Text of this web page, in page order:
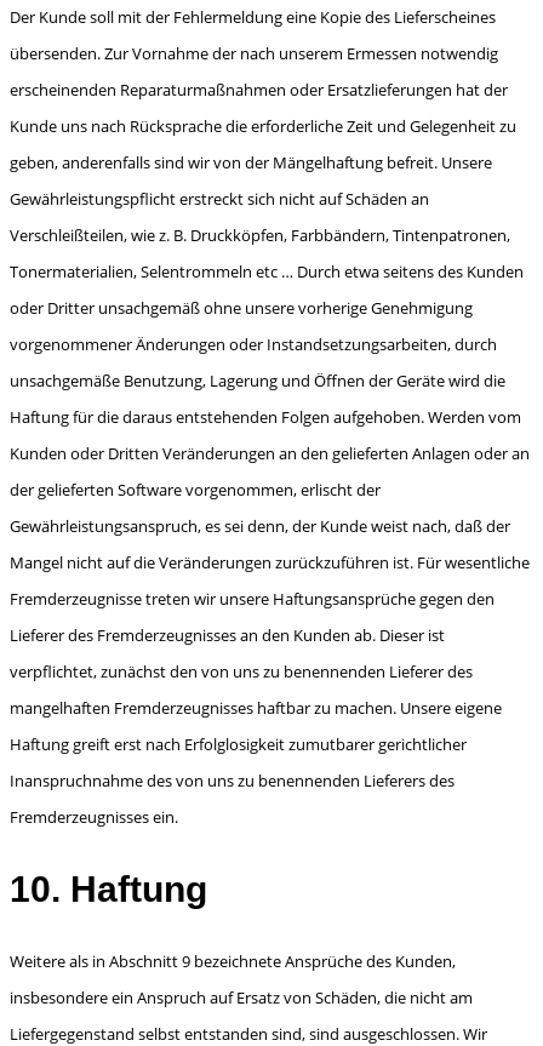
Der Kunde soll mit der Fehlermeldung eine Kopie des Lieferscheines
übersenden. Zur Vornahme der nach unserem Ermessen notwendig
erscheinenden Reparaturmaßnahmen oder Ersatzlieferungen hat der
Kunde uns nach Rücksprache die erforderliche Zeit und Gelegenheit zu
geben, anderenfalls sind wir von der Mängelhaftung befreit. Unsere
Gewährleistungspflicht erstreckt sich nicht auf Schäden an
Verschleißteilen, wie z. B. Druckköpfen, Farbbändern, Tinten­patronen,
Tonermaterialien, Selentrommeln etc … Durch etwa seitens des Kunden
oder Dritter unsachgemäß ohne unsere vorherige Genehmigung
vorgenommener Änderungen oder Instand­setzungsarbeiten, durch
unsachgemäße Benutzung, Lagerung und Öffnen der Geräte wird die
Haftung für die daraus entstehenden Folgen aufgehoben. Werden vom
Kunden oder Dritten Veränderungen an den gelieferten Anlagen oder an
der gelieferten Software vorgenommen, erlischt der
Gewährleistungsanspruch, es sei denn, der Kunde weist nach, daß der
Mangel nicht auf die Veränderungen zurückzuführen ist. Für wesentliche
Fremderzeugnisse treten wir unsere Haftungsansprüche gegen den
Lieferer des Fremderzeugnisses an den Kunden ab. Dieser ist
verpflichtet, zunächst den von uns zu benennenden Lieferer des
mangelhaften Fremderzeugnis­ses haftbar zu machen. Unsere eigene
Haftung greift erst nach Erfolglosigkeit zumutbarer gericht­licher
Inanspruchnahme des von uns zu benennenden Lieferers des
Fremderzeugnisses ein.
10. Haftung
Weitere als in Abschnitt 9 bezeichnete Ansprüche des Kunden,
insbesondere ein Anspruch auf Ersatz von Schäden, die nicht am
Liefergegenstand selbst entstanden sind, sind ausgeschlossen. Wir